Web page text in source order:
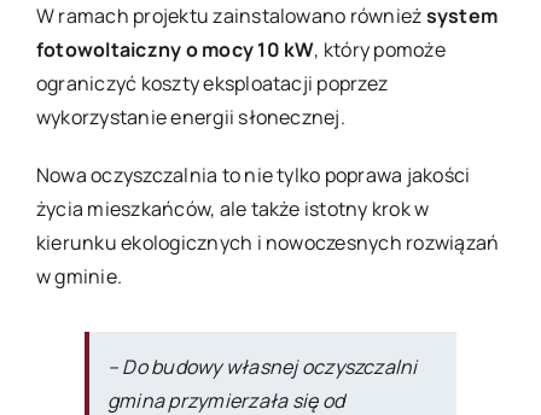
W ramach projektu zainstalowano równieżsystem
fotowoltaiczny o mocy 10 kW, który pomoże
ograniczyć koszty eksploatacji poprzez
wykorzystanie energii słonecznej.
Nowa oczyszczalnia to nie tylko poprawa jakości
życia mieszkańców, ale także istotny krok w
kierunku ekologicznych i nowoczesnych rozwiązań
w gminie.
– Do budowy własnej oczyszczalni
gmina przymierzała się od